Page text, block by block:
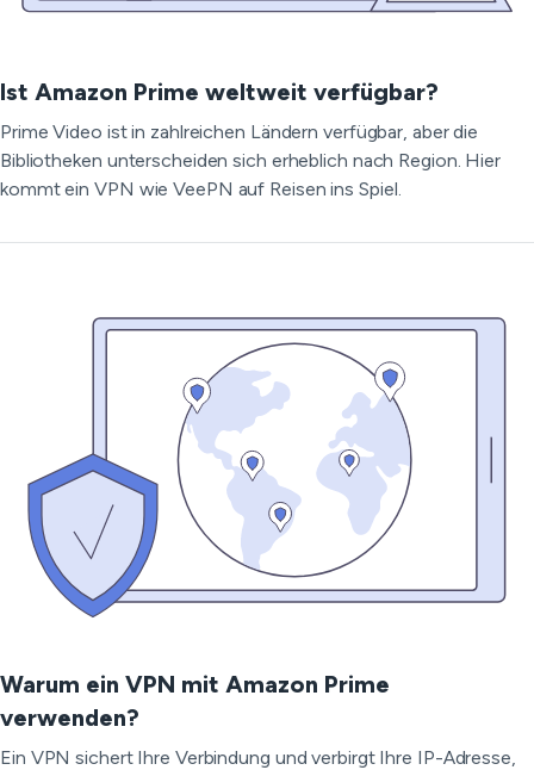
Ist Amazon Prime weltweit verfügbar?
Prime Video ist in zahlreichen Ländern verfügbar, aber die
Bibliotheken unterscheiden sich erheblich nach Region. Hier
kommt ein VPN wie VeePN auf Reisen ins Spiel.
Warum ein VPN mit Amazon Prime
verwenden?
Ein VPN sichert Ihre Verbindung und verbirgt Ihre IP-Adresse,